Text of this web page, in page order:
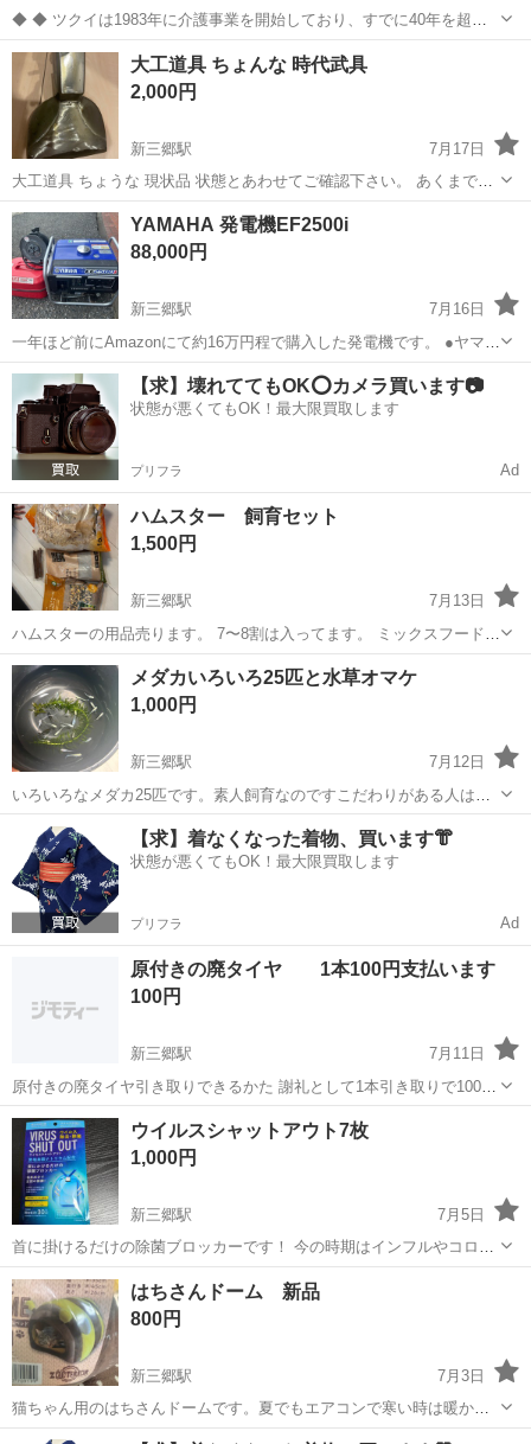
◆ ◆ ツクイは1983年に介護事業を開始しており、すでに40年を超え
る歴史を有しています。デイサービスでは業界トップクラス！ ◆グル
ープ会社の経営管理 ◆在宅介護サービス:デイサービス/訪問介護/訪問
入浴/訪問看護/...
埼玉 三郷市 新三郷駅 介護
大工道具 ちょんな 時代武具
2,000円
新三郷駅
7月17日
大工道具 ちょうな 現状品 状態とあわせてご確認下さい。 あくまで中
古ですので、細かい擦り傷などを気になさる方のご入札はお控え下さ
い。...
埼玉 三郷市 その他
YAMAHA 発電機EF2500i
88,000円
新三郷駅
7月16日
一年ほど前にAmazonにて約16万円程で購入した発電機です。 ●ヤマハ
2.5KVAガソリンエンジンインバータEF2500i 発電機です。 ●おまけで
ガソリン携行缶、ドラムリールをお付けします。 ●約10回程度の使用
で...
埼玉 三郷市 新三郷駅 その他
【求】壊れててもOK⭕️カメラ買います📷
状態が悪くてもOK！最大限買取します
プリフラ Ad
ハムスター 飼育セット
1,500円
新三郷駅
7月13日
ハムスターの用品売ります。 7〜8割は入ってます。 ミックスフード
固まる消臭トイレ砂 りんごの木(かじり木) 柔らかマット のセットにな
ります。 飼っていたハムスターが死んでしまったため売ります。
埼玉 三郷市 新三郷駅 その他
メダカいろいろ25匹と水草オマケ
1,000円
新三郷駅
7月12日
いろいろなメダカ25匹です。素人飼育なのですこだわりがある人はご
遠慮ください。ベランダでブクブクなしで育ててます。 オマケで水草
を少しおつけします。いらない人はコメントください。バケツなどを
持参して取りに来てくれる方限定です...
埼玉 新三郷駅 その他 メダカ
【求】着なくなった着物、買います👘
状態が悪くてもOK！最大限買取します
プリフラ Ad
原付きの廃タイヤ 1本100円支払います
100円
新三郷駅
7月11日
原付きの廃タイヤ引き取りできるかた 謝礼として1本引き取りで100円
わたします 2、30本〜あります 屋外放置なので汚れてます 埼玉県三郷
市半田まで引き取りこれるかたで よろしくお願いします^^;
埼玉 三郷市 新三郷駅 その他 タイヤ
ウイルスシャットアウト7枚
1,000円
新三郷駅
7月5日
首に掛けるだけの除菌ブロッカーです！ 今の時期はインフルやコロナ
が流行っているため仕事やお出かけするときなどにおすすめです！
埼玉 三郷市 新三郷駅 その他 コロナ
はちさんドーム 新品
800円
新三郷駅
7月3日
猫ちゃん用のはちさんドームです。夏でもエアコンで寒い時は暖かい
場所があると猫ちゃんも探しやすいです。新品ですが半年くらい自宅
埼玉 新三郷駅 その他 新品